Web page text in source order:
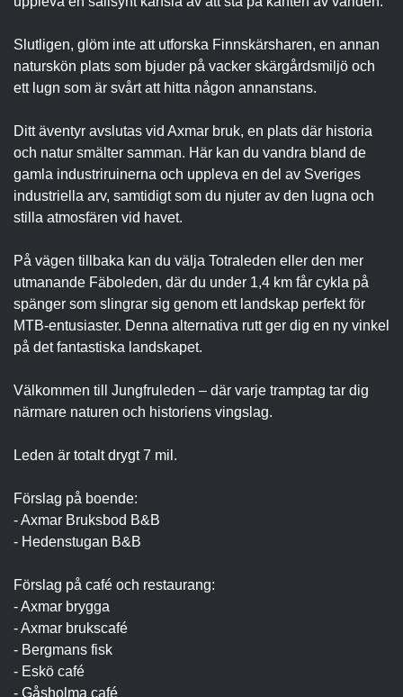
Slutligen, glöm inte att utforska Finnskärsharen, en annan
naturskön plats som bjuder på vacker skärgårdsmiljö och
ett lugn som är svårt att hitta någon annanstans.
Ditt äventyr avslutas vid Axmar bruk, en plats där historia
och natur smälter samman. Här kan du vandra bland de
gamla industriruinerna och uppleva en del av Sveriges
industriella arv, samtidigt som du njuter av den lugna och
stilla atmosfären vid havet.
På vägen tillbaka kan du välja Totraleden eller den mer
utmanande Fäboleden, där du under 1,4 km får cykla på
spänger som slingrar sig genom ett landskap perfekt för
MTB-entusiaster. Denna alternativa rutt ger dig en ny vinkel
på det fantastiska landskapet.
Välkommen till Jungfruleden – där varje tramptag tar dig
närmare naturen och historiens vingslag.
Leden är totalt drygt 7 mil.
Förslag på boende:
- Axmar Bruksbod B&B
- Hedenstugan B&B
Förslag på café och restaurang:
- Axmar brygga
- Axmar brukscafé
- Bergmans fisk
- Eskö café
- Gåsholma café